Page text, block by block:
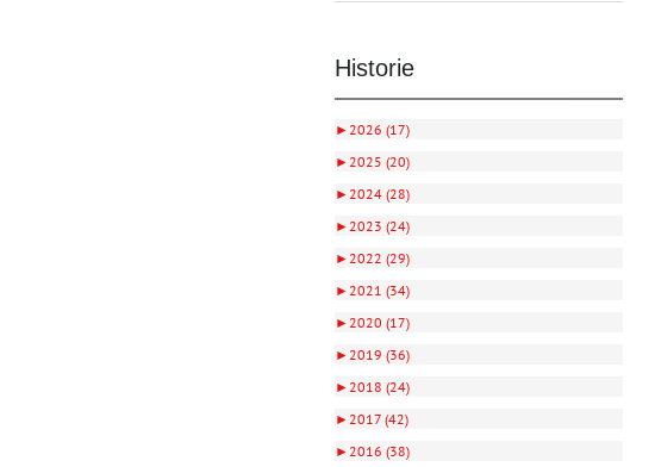
Historie
►2026 (17)
►2025 (20)
►2024 (28)
►2023 (24)
►2022 (29)
►2021 (34)
►2020 (17)
►2019 (36)
►2018 (24)
►2017 (42)
►2016 (38)